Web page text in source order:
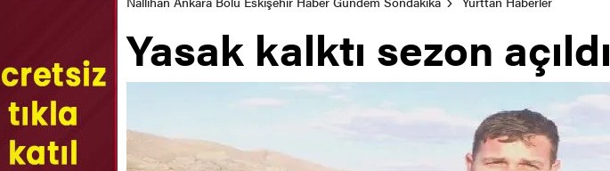
Yasak kalktı sezon açıldı